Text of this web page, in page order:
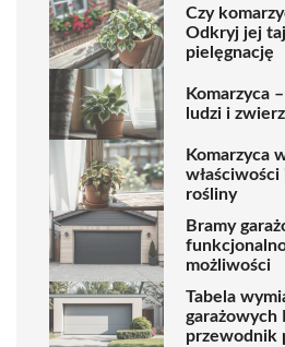
Czy
Odkryj jej
pielęgnację
Komarzyca
ludzi i
Komarzyca
rośliny
Bramy
możliwości
Tabela
garażowych
przewodnik